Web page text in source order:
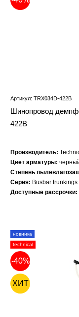
Артикул: TRX034D-422B
Шинопровод
422B
Производитель:
Цвет арматуры:
Степень
Серия: Busbar trunkings
Доступные рассрочки:
новинка
technical
-40%
ХИТ